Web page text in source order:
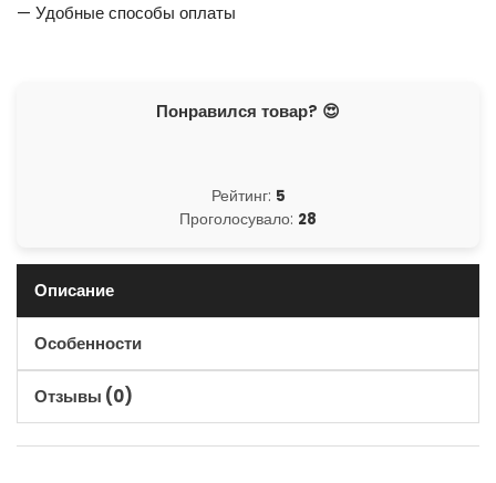
— Удобные способы оплаты
Понравился товар? 😍
Рейтинг: 5
Проголосувало: 28
Описание
Особенности
Отзывы (0)